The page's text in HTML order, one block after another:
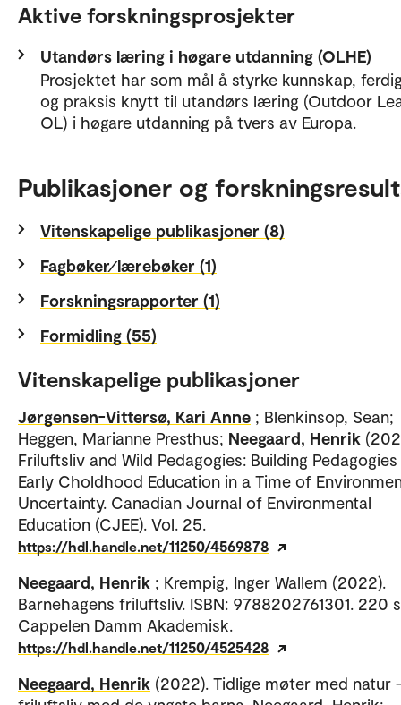
Aktive forskningsprosjekter
Utandørs læring i høgare utdanning (OLHE)
Prosjektet har som mål å styrke kunnskap,
og praksis knytt til utandørs læring (Outdoor
OL) i høgare utdanning på tvers av Europa.
Publikasjoner og
Vitenskapelige publikasjoner (8)
Fagbøker⁄lærebøker (1)
Forskningsrapporter (1)
Formidling (55)
Vitenskapelige publikasjoner
Jørgensen-Vittersø, Kari Anne ; Blenkinsop, Sean;
Heggen, Marianne Presthus; Neegaard, Henrik
Friluftsliv and Wild Pedagogies: Building
Early Choldhood Education in a Time of
Uncertainty. Canadian Journal of Environmental
Education (CJEE). Vol. 25.
https://hdl.handle.net/11250/4569878
Neegaard, Henrik ; Krempig, Inger Wallem (2022).
Barnehagens friluftsliv. ISBN: 9788202761301. 220
Cappelen Damm Akademisk.
https://hdl.handle.net/11250/4525428
Neegaard, Henrik (2022). Tidlige møter med natur